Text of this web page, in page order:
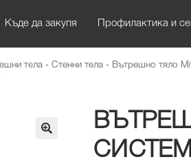
Къде да закупя Профилактика и
тела - Стенни тела - Вътрешно тяло